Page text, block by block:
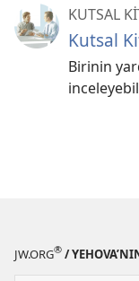
KUTSAL
Kutsal
Birinin
JW.ORG® /